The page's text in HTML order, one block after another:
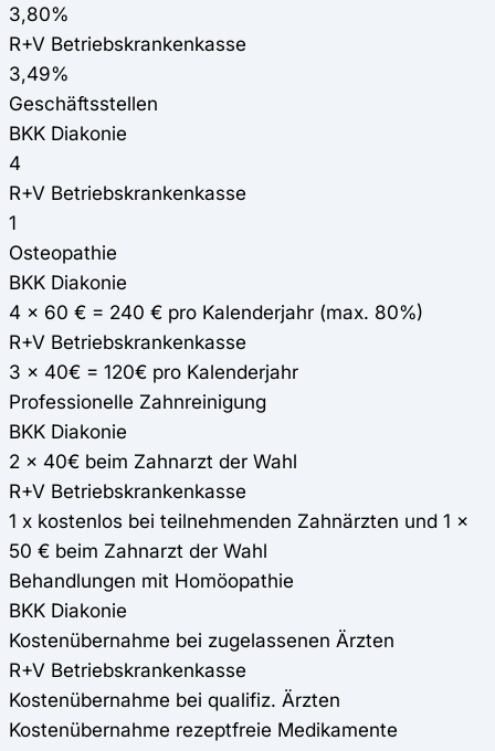
3,80%
R+V Betriebskrankenkasse
3,49%
Geschäftsstellen
BKK Diakonie
4
R+V Betriebskrankenkasse
1
Osteopathie
BKK Diakonie
4 x 60 € = 240 € pro Kalenderjahr (max. 80%)
R+V Betriebskrankenkasse
3 x 40€ = 120€ pro Kalenderjahr
Professionelle Zahnreinigung
BKK Diakonie
2 x 40€ beim Zahnarzt der Wahl
R+V Betriebskrankenkasse
1 x kostenlos bei teilnehmenden Zahnärzten und 1 x
50 € beim Zahnarzt der Wahl
Behandlungen mit Homöopathie
BKK Diakonie
Kostenübernahme bei zugelassenen Ärzten
R+V Betriebskrankenkasse
Kostenübernahme bei qualifiz. Ärzten
Kostenübernahme rezeptfreie Medikamente